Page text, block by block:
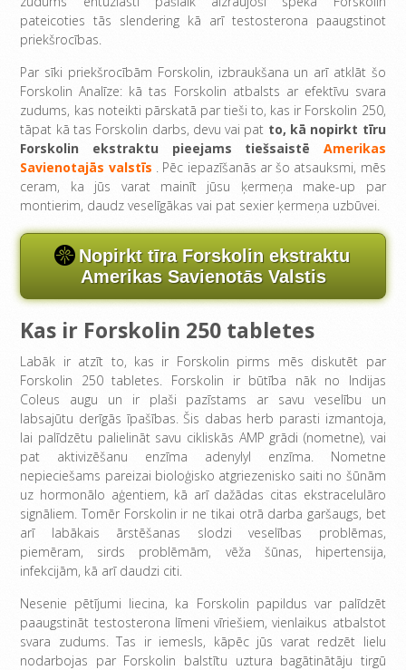
pateicoties tās slendering kā arī testosterona paaugstinot
priekšrocības.
Par sīki priekšrocībām Forskolin, izbraukšana un arī atklāt šo
Forskolin Analīze: kā tas Forskolin atbalsts ar efektīvu svara
zudums, kas noteikti pārskatā par tieši to, kas ir Forskolin 250,
tāpat kā tas Forskolin darbs, devu vai pat to, kā nopirkt tīru
Forskolin ekstraktu pieejams tiešsaistē Amerikas
Savienotajās valstīs . Pēc iepazīšanās ar šo atsauksmi, mēs
ceram, ka jūs varat mainīt jūsu ķermeņa make-up par
montierim, daudz veselīgākas vai pat sexier ķermeņa uzbūvei.
Nopirkt tīra Forskolin ekstraktu
Amerikas Savienotās Valstis
Kas ir Forskolin 250 tabletes
Labāk ir atzīt to, kas ir Forskolin pirms mēs diskutēt par
Forskolin 250 tabletes. Forskolin ir būtība nāk no Indijas
Coleus augu un ir plaši pazīstams ar savu veselību un
labsajūtu derīgās īpašības. Šis dabas herb parasti izmantoja,
lai palīdzētu palielināt savu cikliskās AMP grādi (nometne), vai
pat aktivizēšanu enzīma adenylyl enzīma. Nometne
nepieciešams pareizai bioloģisko atgriezenisko saiti no šūnām
uz hormonālo aģentiem, kā arī dažādas citas ekstracelulāro
signāliem. Tomēr Forskolin ir ne tikai otrā darba garšaugs, bet
arī labākais ārstēšanas slodzi veselības problēmas,
piemēram, sirds problēmām, vēža šūnas, hipertensija,
infekcijām, kā arī daudzi citi.
Nesenie pētījumi liecina, ka Forskolin papildus var palīdzēt
paaugstināt testosterona līmeni vīriešiem, vienlaikus atbalstot
svara zudums. Tas ir iemesls, kāpēc jūs varat redzēt lielu
nodarbojas par Forskolin balstītu uztura bagātinātāju tirgū